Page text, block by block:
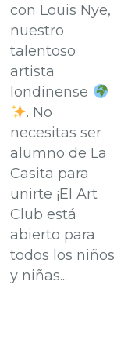
con Louis Nye,
nuestro
talentoso
artista
londinense
. No
necesitas ser
alumno de La
Casita para
unirte ¡El Art
Club está
abierto para
todos los niños
y niñas...